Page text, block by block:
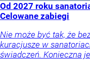
Od 2027 roku
Celowane zabiegi
Nie może być tak, że
kuracjusze w
świadczeń. Konieczna